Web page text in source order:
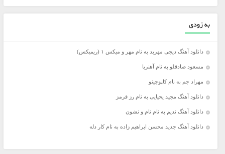
به زودی
دانلود آهنگ دیجی مهربد به نام مهر و میکس ۱ (ریمیکس)
مسعود صادقلو به نام آهنربا
مهراد جم به نام کاپوچینو
دانلود آهنگ مجید یحیایی به نام رز قرمز
دانلود آهنگ ندیم به نام نام و نشون
دانلود آهنگ جدید محسن ابراهیم زاده به نام کار دله